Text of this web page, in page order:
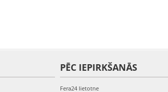
PĒC IEPIRKŠANĀS
Fera24 lietotne